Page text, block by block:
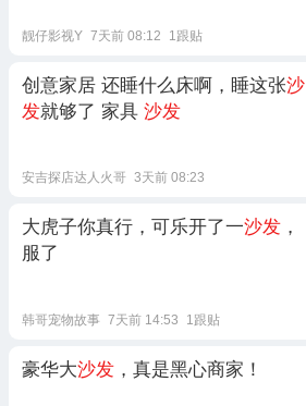
靓仔影视Y 7天前 08:12 1跟贴
创意家居 还睡什么床啊，睡这张沙
发就够了 家具 沙发
安吉探店达人火哥 3天前 08:23
大虎子你真行，可乐开了一沙发 ，
服了
韩哥宠物故事 7天前 14:53 1跟贴
豪华大沙发 ，真是黑心商家！